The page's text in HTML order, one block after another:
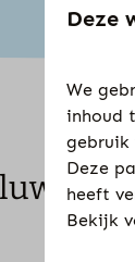
Deze
We
inhoud
gebruik
Deze
heeft
Bekijk